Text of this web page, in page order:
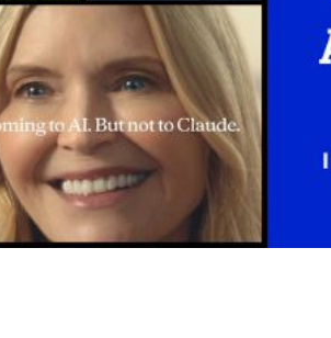
OPINIONI